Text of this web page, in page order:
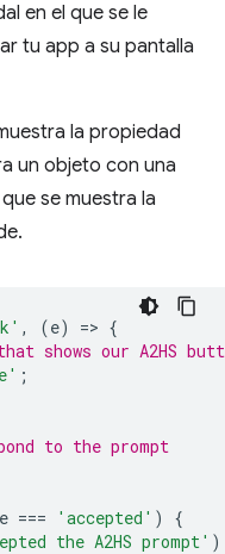
en el que se le
tu app a su pantalla
la propiedad
un objeto con una
se muestra la
, (e) => {
shows our A2HS
;
to the prompt
=== 'accepted' )
{
the A2HS prompt'